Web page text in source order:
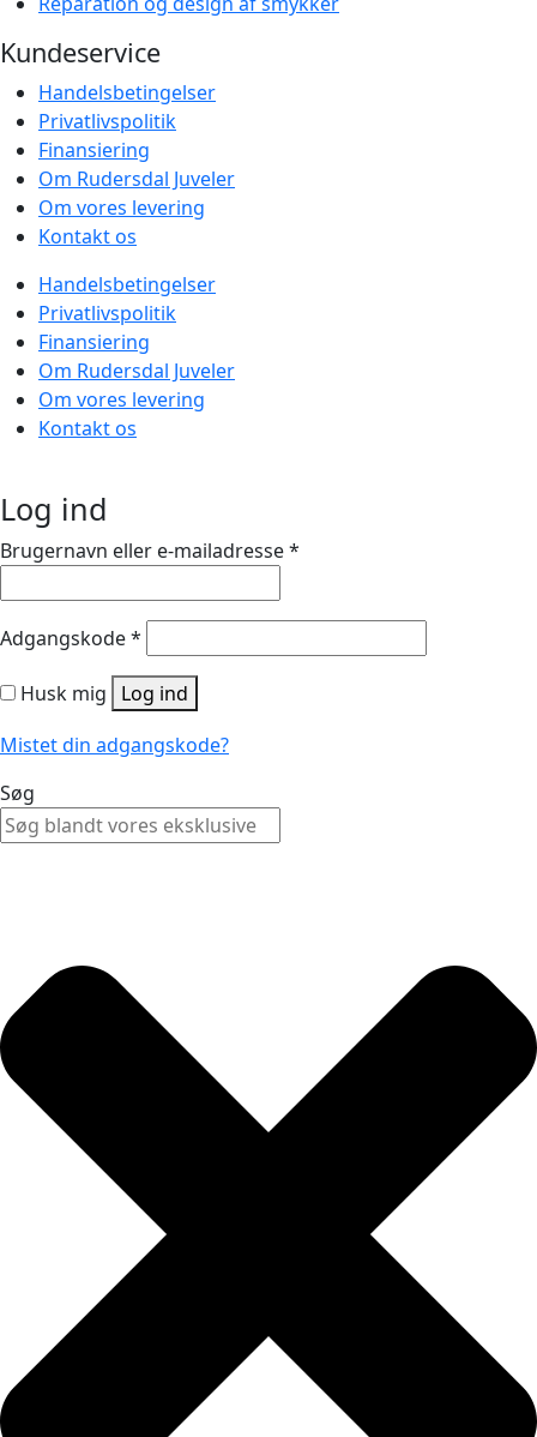
Kundeservice
Handelsbetingelser
Privatlivspolitik
Finansiering
Om Rudersdal Juveler
Om vores levering
Kontakt os
Handelsbetingelser
Privatlivspolitik
Finansiering
Om Rudersdal Juveler
Om vores levering
Kontakt os
Log ind
Brugernavn eller e-mailadresse*
Adgangskode*
Husk mig
Log ind
Mistet din adgangskode?
Søg